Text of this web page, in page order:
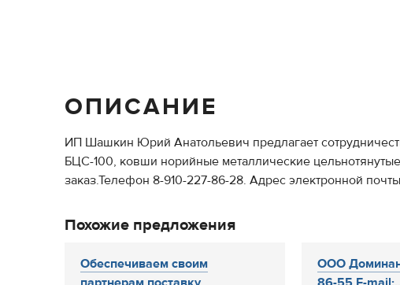
ОПИСАНИЕ
ИП Шашкин Юрий Анатольевич предлагает
БЦС-100, ковши норийные металлические
заказ.Телефон 8-910-227-86-28. Адрес электронной
Похожие предложения
Обеспечиваем своим
ООО